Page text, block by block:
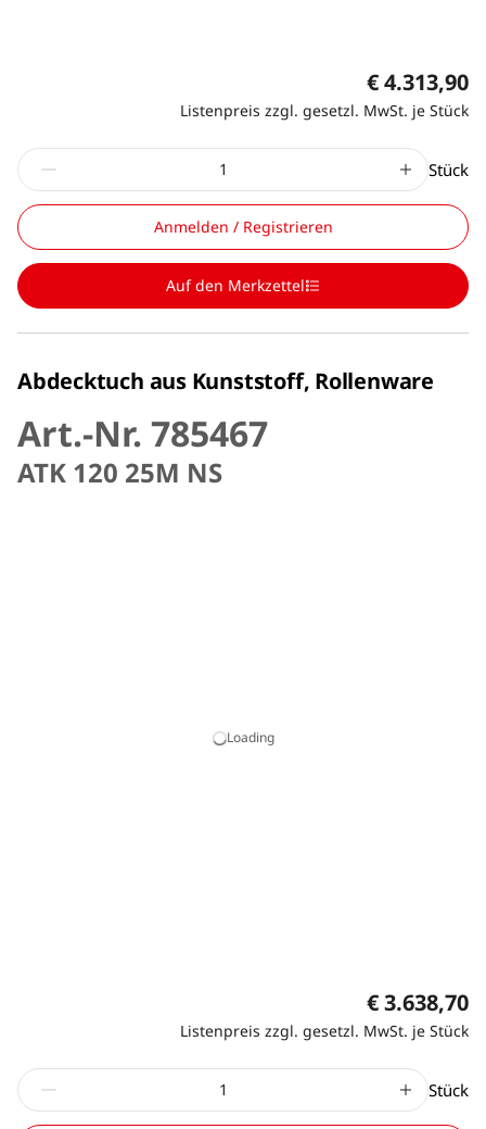
€ 4.313,90
Listenpreis zzgl. gesetzl. MwSt. je Stück
Stück
Anmelden / Registrieren
Auf den Merkzettel
Abdecktuch aus Kunststoff, Rollenware
Art.-Nr. 785467
ATK 120 25M NS
Loading
€ 3.638,70
Listenpreis zzgl. gesetzl. MwSt. je Stück
Stück